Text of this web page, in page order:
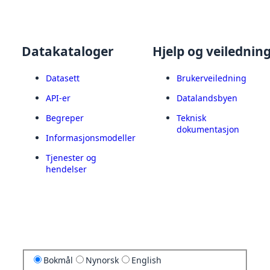
Datakataloger
Datasett
API-er
Begreper
Informasjonsmodeller
Tjenester og
hendelser
Hjelp og
Brukerveiledning
Datalandsbyen
Teknisk
dokumentasjon
Bokmål Nynorsk English